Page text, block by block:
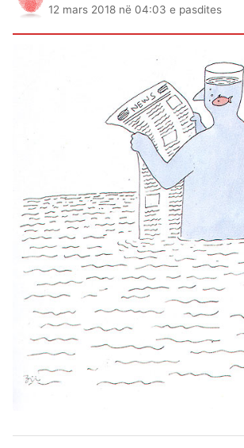
12 mars 2018 në 04:03 e pasdites